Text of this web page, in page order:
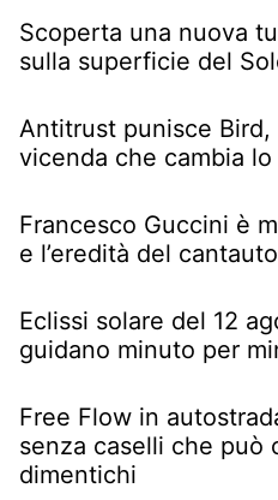
Scoperta una nuova
sulla superficie del
Antitrust punisce Bird,
vicenda che cambia lo
Francesco Guccini è
e l’eredità del
Eclissi solare del 12
guidano minuto per
Free Flow in
senza caselli che può
dimentichi